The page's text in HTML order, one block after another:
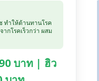
ทำให้ต้านทานโรค
กโรคเร็วกว่า ผสม
บาท | ฮิว